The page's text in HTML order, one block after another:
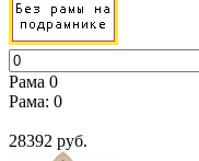
Рама 0
Рама: 0
28392 руб.